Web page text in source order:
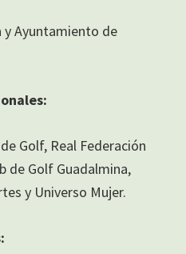
Ayuntamiento de
Golf, Real Federación
de Golf Guadalmina,
y Universo Mujer.